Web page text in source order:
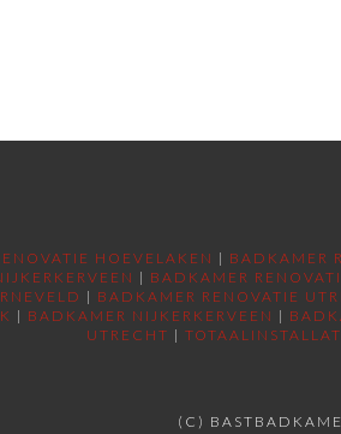
HOEVELAKEN | BADKAMER
| BADKAMER
| BADKAMER RENOVATIE
| BADKAMER NIJKERKERVEEN |
UTRECHT |
(C)